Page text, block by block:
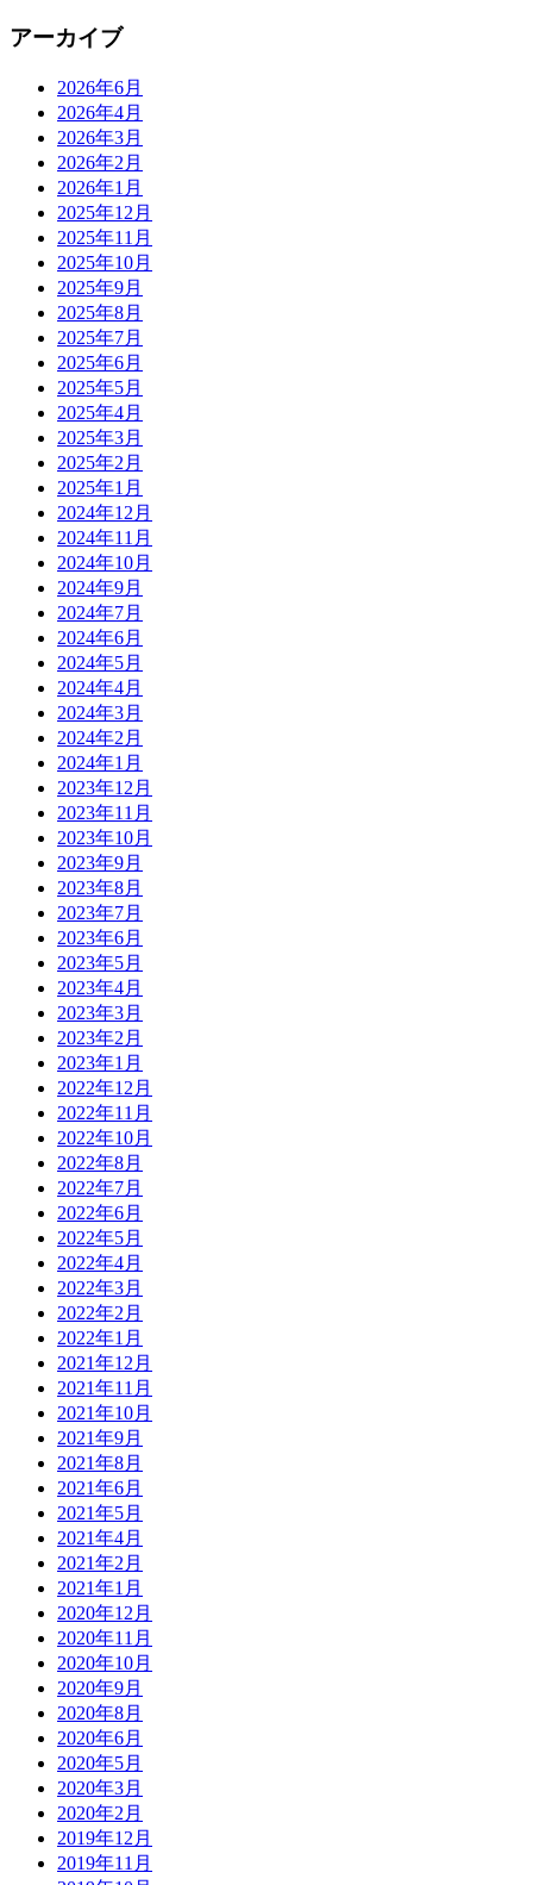
アーカイブ
2026年6月
2026年4月
2026年3月
2026年2月
2026年1月
2025年12月
2025年11月
2025年10月
2025年9月
2025年8月
2025年7月
2025年6月
2025年5月
2025年4月
2025年3月
2025年2月
2025年1月
2024年12月
2024年11月
2024年10月
2024年9月
2024年7月
2024年6月
2024年5月
2024年4月
2024年3月
2024年2月
2024年1月
2023年12月
2023年11月
2023年10月
2023年9月
2023年8月
2023年7月
2023年6月
2023年5月
2023年4月
2023年3月
2023年2月
2023年1月
2022年12月
2022年11月
2022年10月
2022年8月
2022年7月
2022年6月
2022年5月
2022年4月
2022年3月
2022年2月
2022年1月
2021年12月
2021年11月
2021年10月
2021年9月
2021年8月
2021年6月
2021年5月
2021年4月
2021年2月
2021年1月
2020年12月
2020年11月
2020年10月
2020年9月
2020年8月
2020年6月
2020年5月
2020年3月
2020年2月
2019年12月
2019年11月